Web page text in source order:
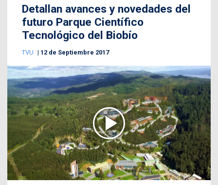
Detallan avances y novedades del
futuro Parque Científico
Tecnológico del Biobío
TVU 12 de Septiembre 2017